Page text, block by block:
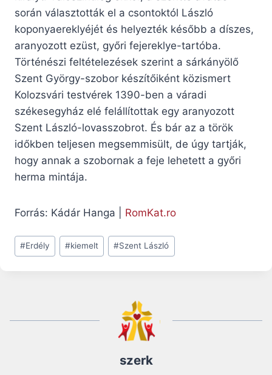
során választották el a csontoktól László
koponyaereklyéjét és helyezték később a díszes,
aranyozott ezüst, győri fejereklye-tartóba.
Történészi feltételezések szerint a sárkányölő
Szent György-szobor készítőiként közismert
Kolozsvári testvérek 1390-ben a váradi
székesegyház elé felállítottak egy aranyozott
Szent László-lovasszobrot. És bár az a török
időkben teljesen megsemmisült, de úgy tartják,
hogy annak a szobornak a feje lehetett a győri
herma mintája.
Forrás: Kádár Hanga | RomKat.ro
Post
Tags:
#Erdély #kiemelt #Szent László
szerk